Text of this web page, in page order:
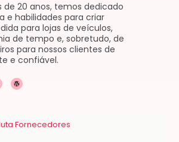
de 20 anos, temos dedicado
e habilidades para criar
para lojas de veículos,
de tempo e, sobretudo, de
para nossos clientes de
e confiável.
W
o
r
s
s
Fornecedores